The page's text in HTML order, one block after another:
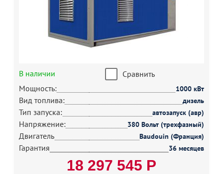
В наличии
Сравнить
Мощность:
1000 кВт
Вид топлива: дизель
Тип запуска: автозапуск (авр)
Напряжение: 380 Вольт (трехфазный)
Двигатель Baudouin (Франция)
Гарантия 36 месяцев
18 297 545 Р